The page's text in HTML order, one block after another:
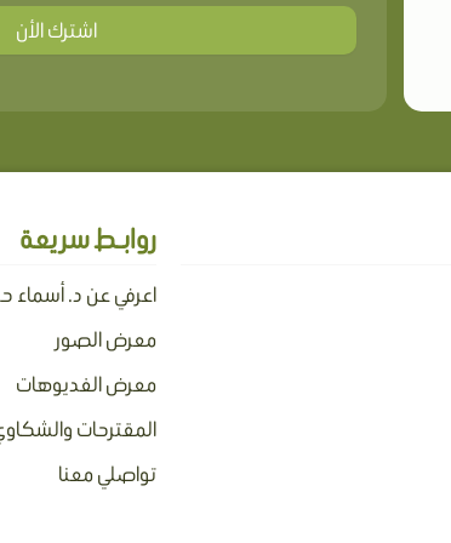
اشترك الأن
روابـط سريعة
اعرفي عن د. أسماء
معرض الصور
معرض الفديوهات
المقترحات
تواصلي معنا